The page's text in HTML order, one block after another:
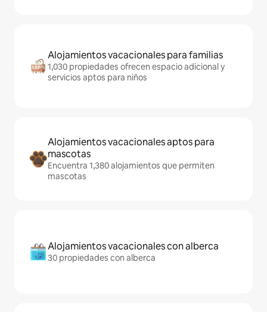
Alojamientos vacacionales para familias
1,030 propiedades ofrecen espacio adicional y
servicios aptos para niños
Alojamientos vacacionales aptos para
mascotas
Encuentra 1,380 alojamientos que permiten
mascotas
Alojamientos vacacionales con alberca
30 propiedades con alberca